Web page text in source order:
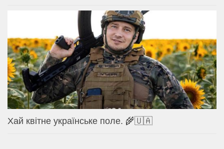
Хай квітне українське поле. 🌾🇺🇦